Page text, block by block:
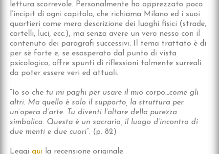
lettura scorrevole. Personalmente ho apprezzato poco
l’incipit di ogni capitolo, che richiama Milano ed i suoi
quartieri come mera descrizione dei luoghi fisici (strade,
cartelli, luci, ecc.), ma senza avere un vero nesso con il
contenuto dei paragrafi successivi. Il tema trattato è di
per sè forte e, se esasperato dal punto di vista
psicologico, offre spunti di riflessioni talmente surreali
da poter essere veri ed attuali.
“Io so che tu mi paghi per usare il mio corpo…come gli
altri. Ma quello è solo il supporto, la struttura per
un’opera d’arte. Tu diventi l’altare della purezza
simbolica. Questa è un sacrario, il luogo d’incontro di
due menti e due cuori“. (p. 82)
Leggi qui la recensione originale.